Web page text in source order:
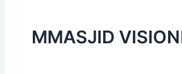
MMASJID